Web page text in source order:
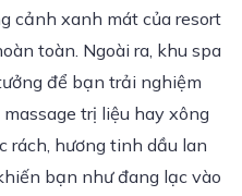
cảnh xanh mát của resort
toàn. Ngoài ra, khu spa
để bạn trải nghiệm
trị liệu hay xông
rách, hương tinh dầu lan
bạn như đang lạc vào